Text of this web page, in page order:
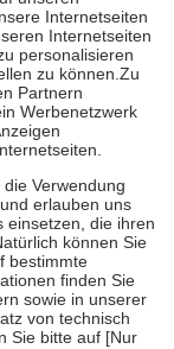
Apotheken.
die
Euro je
Gesundheit zu
unterstützen,
18. Lebensjahr
die von der